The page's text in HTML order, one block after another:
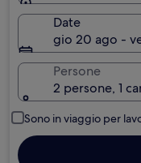
Date
gio 20 ago -
Persone
2 persone, 1
Sono in viaggio per